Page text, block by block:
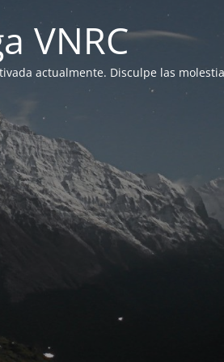
VNRC
actualmente. Disculpe las